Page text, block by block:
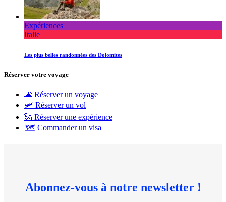
Expériences
Italie
Les plus belles randonnées des Dolomites
Réserver votre voyage
🌋 Réserver un voyage
🛩 Réserver un vol
🗽 Réserver une expérience
🗺 Commander un visa
Abonnez-vous à notre newsletter !